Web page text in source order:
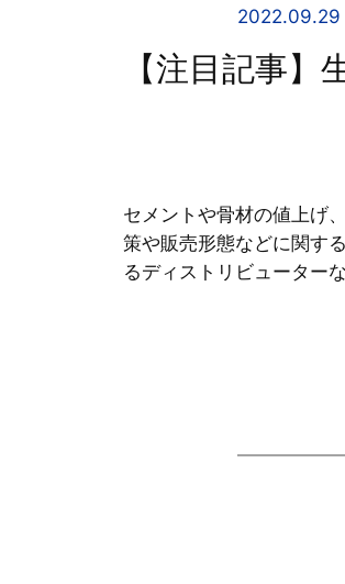
2022.09.29
【注目記事
セメントや骨材の値上げ
策や販売形態などに関す
るディストリビューター